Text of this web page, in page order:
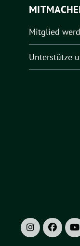
Mitglied
Unterstütze